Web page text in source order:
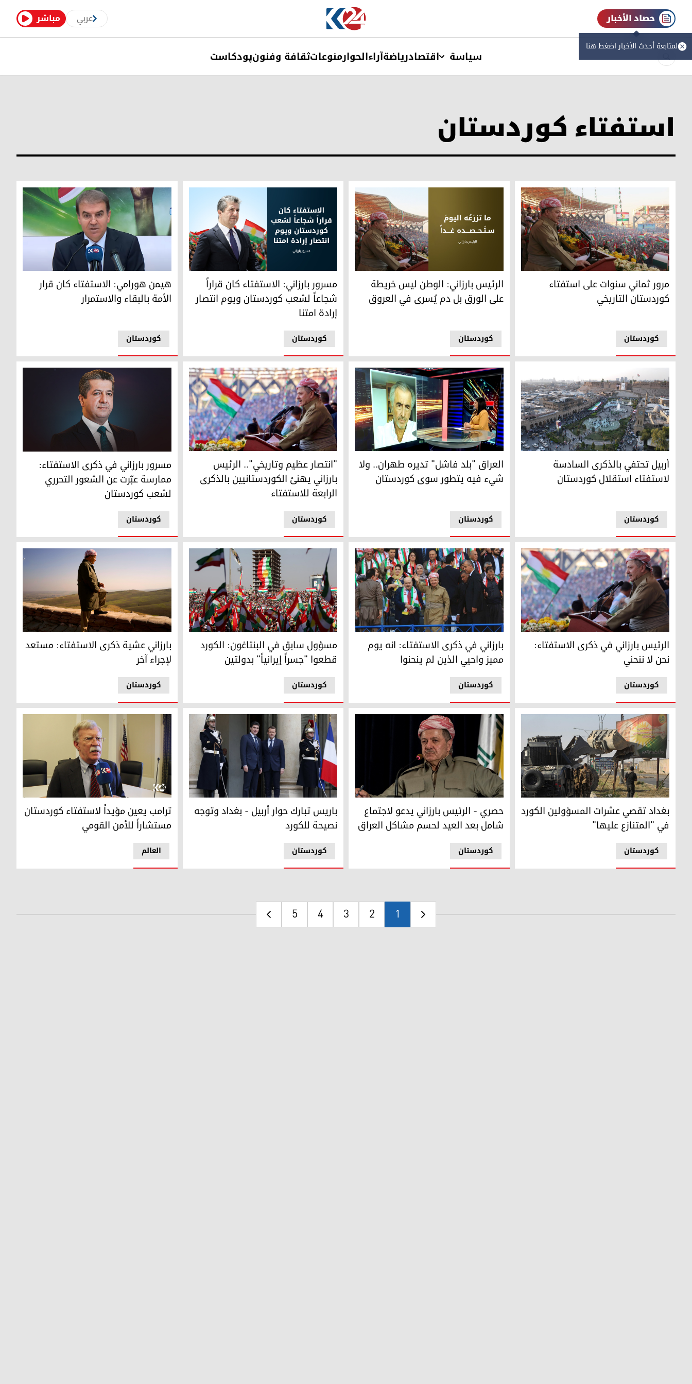
مباشر عربي حصاد الأخبار
لمتابعة أحدث الأخبار اضغط هنا
سیاسة اقتصادریاضةآراءالحوارمنوعاتثقافة وفنونپودکاست
استفتاء كوردستان
مرور ثماني سنوات على استفتاء كوردستان التاريخي
کوردستان
مرور ثماني سنوات على استفتاء
كوردستان التاريخي
الرئيس بارزاني: الوطن ليس خريطة على الورق بل دم يُسرى في العروق
کوردستان
الرئيس بارزاني: الوطن ليس خريطة
على الورق بل دم يُسرى في العروق
مسرور بارزاني: الاستفتاء كان قراراً شجاعاً لشعب كوردستان ويوم انتصار إرادة امتنا
کوردستان
مسرور بارزاني: الاستفتاء كان قراراً
شجاعاً لشعب كوردستان ويوم انتصار
إرادة امتنا
هيمن هورامي
کوردستان
هيمن هورامي: الاستفتاء كان قرار
الأمة بالبقاء والاستمرار
أربيل تحتفي بالذكرى السادسة لاستفتاء استقلال كوردستان
کوردستان
أربيل تحتفي بالذكرى السادسة
لاستفتاء استقلال كوردستان
المفكر الفرنسي البارز برنار هنري ليفي
کوردستان
العراق "بلد فاشل" تديره طهران.. ولا
شيء فيه يتطور سوى كوردستان
الرئيس مسعود بارزاني
کوردستان
"انتصار عظيم وتاريخي".. الرئيس
بارزاني يهنئ الكوردستانيين بالذكرى
الرابعة للاستفتاء
مسرور بارزاني في ذكرى الاستفتاء: ممارسة
کوردستان
مسرور بارزاني في ذكرى الاستفتاء:
ممارسة عبّرت عن الشعور التحرري
لشعب كوردستان
الرئيس بارزاني في ذكرى الاستفتاء: نحن لا ننحني
کوردستان
الرئيس بارزاني في ذكرى الاستفتاء:
نحن لا ننحني
بارزاني في ذكرى الاستفتاء: انه يوم مميز واحيي الذين لم ينحنوا
کوردستان
بارزاني في ذكرى الاستفتاء: انه يوم
مميز واحيي الذين لم ينحنوا
مسؤول سابق في البنتاغون: الكورد قطعوا "جسراً إيرانياً" بدولتين
کوردستان
مسؤول سابق في البنتاغون: الكورد
قطعوا "جسراً إيرانياً" بدولتين
بارزاني عشية ذكرى الاستفتاء: مستعد لإجراء آخر
کوردستان
بارزاني عشية ذكرى الاستفتاء: مستعد
لإجراء آخر
بغداد تقصي عشرات المسؤولين الكورد في "المتنازع عليها"
کوردستان
بغداد تقصي عشرات المسؤولين الكورد
في "المتنازع عليها"
حصري - الرئيس بارزاني يدعو لاجتماع شامل بعد العيد لحسم مشاكل العراق
کوردستان
حصري - الرئيس بارزاني يدعو لاجتماع
شامل بعد العيد لحسم مشاكل العراق
باريس تبارك حوار أربيل - بغداد وتوجه نصيحة للكورد
کوردستان
باريس تبارك حوار أربيل - بغداد وتوجه
نصيحة للكورد
ترامب يعين مؤيداً لاستفتاء كوردستان مستشاراً
العالم
ترامب يعين مؤيداً لاستفتاء كوردستان
مستشاراً للأمن القومي
1
2
3
4
5